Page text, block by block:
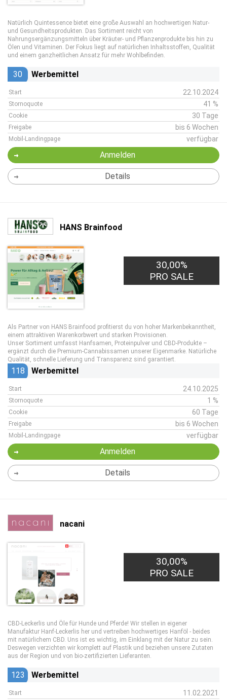
Natürlich Quintessence bietet eine große Auswahl an hochwertigen Natur-
und Gesundheitsprodukten. Das Sortiment reicht von
Nahrungsergänzungsmitteln über Kräuter- und Pflanzenprodukte bis hin zu
Ölen und Vitaminen. Der Fokus liegt auf natürlichen Inhaltsstoffen, Qualität
und einem ganzheitlichen Ansatz für mehr Wohlbefinden.
30 Werbemittel
Start 22.10.2024
Stornoquote 41 %
Cookie 30 Tage
Freigabe bis 6 Wochen
Mobil-Landingpage verfügbar
Anmelden
Details
HANS Brainfood
30,00%
PRO SALE
Als Partner von HANS Brainfood profitierst du von hoher Markenbekanntheit,
einem attraktiven Warenkorbwert und starken Provisionen.
Unser Sortiment umfasst Hanfsamen, Proteinpulver und CBD-Produkte –
ergänzt durch die Premium-Cannabissamen unserer Eigenmarke. Natürliche
Qualität, schnelle Lieferung und Transparenz sind garantiert.
118 Werbemittel
Start 24.10.2025
Stornoquote 1 %
Cookie 60 Tage
Freigabe bis 6 Wochen
Mobil-Landingpage verfügbar
Anmelden
Details
nacani
30,00%
PRO SALE
CBD-Leckerlis und Öle für Hunde und Pferde! Wir stellen in eigener
Manufaktur Hanf-Leckerlis her und vertreiben hochwertiges Hanföl - beides
mit natürlichem CBD. Uns ist es wichtig, im Einklang mit der Natur zu sein.
Deswegen verzichten wir komplett auf Plastik und beziehen unsere Zutaten
aus der Region und von bio-zertifizierten Lieferanten.
123 Werbemittel
Start 11.02.2021